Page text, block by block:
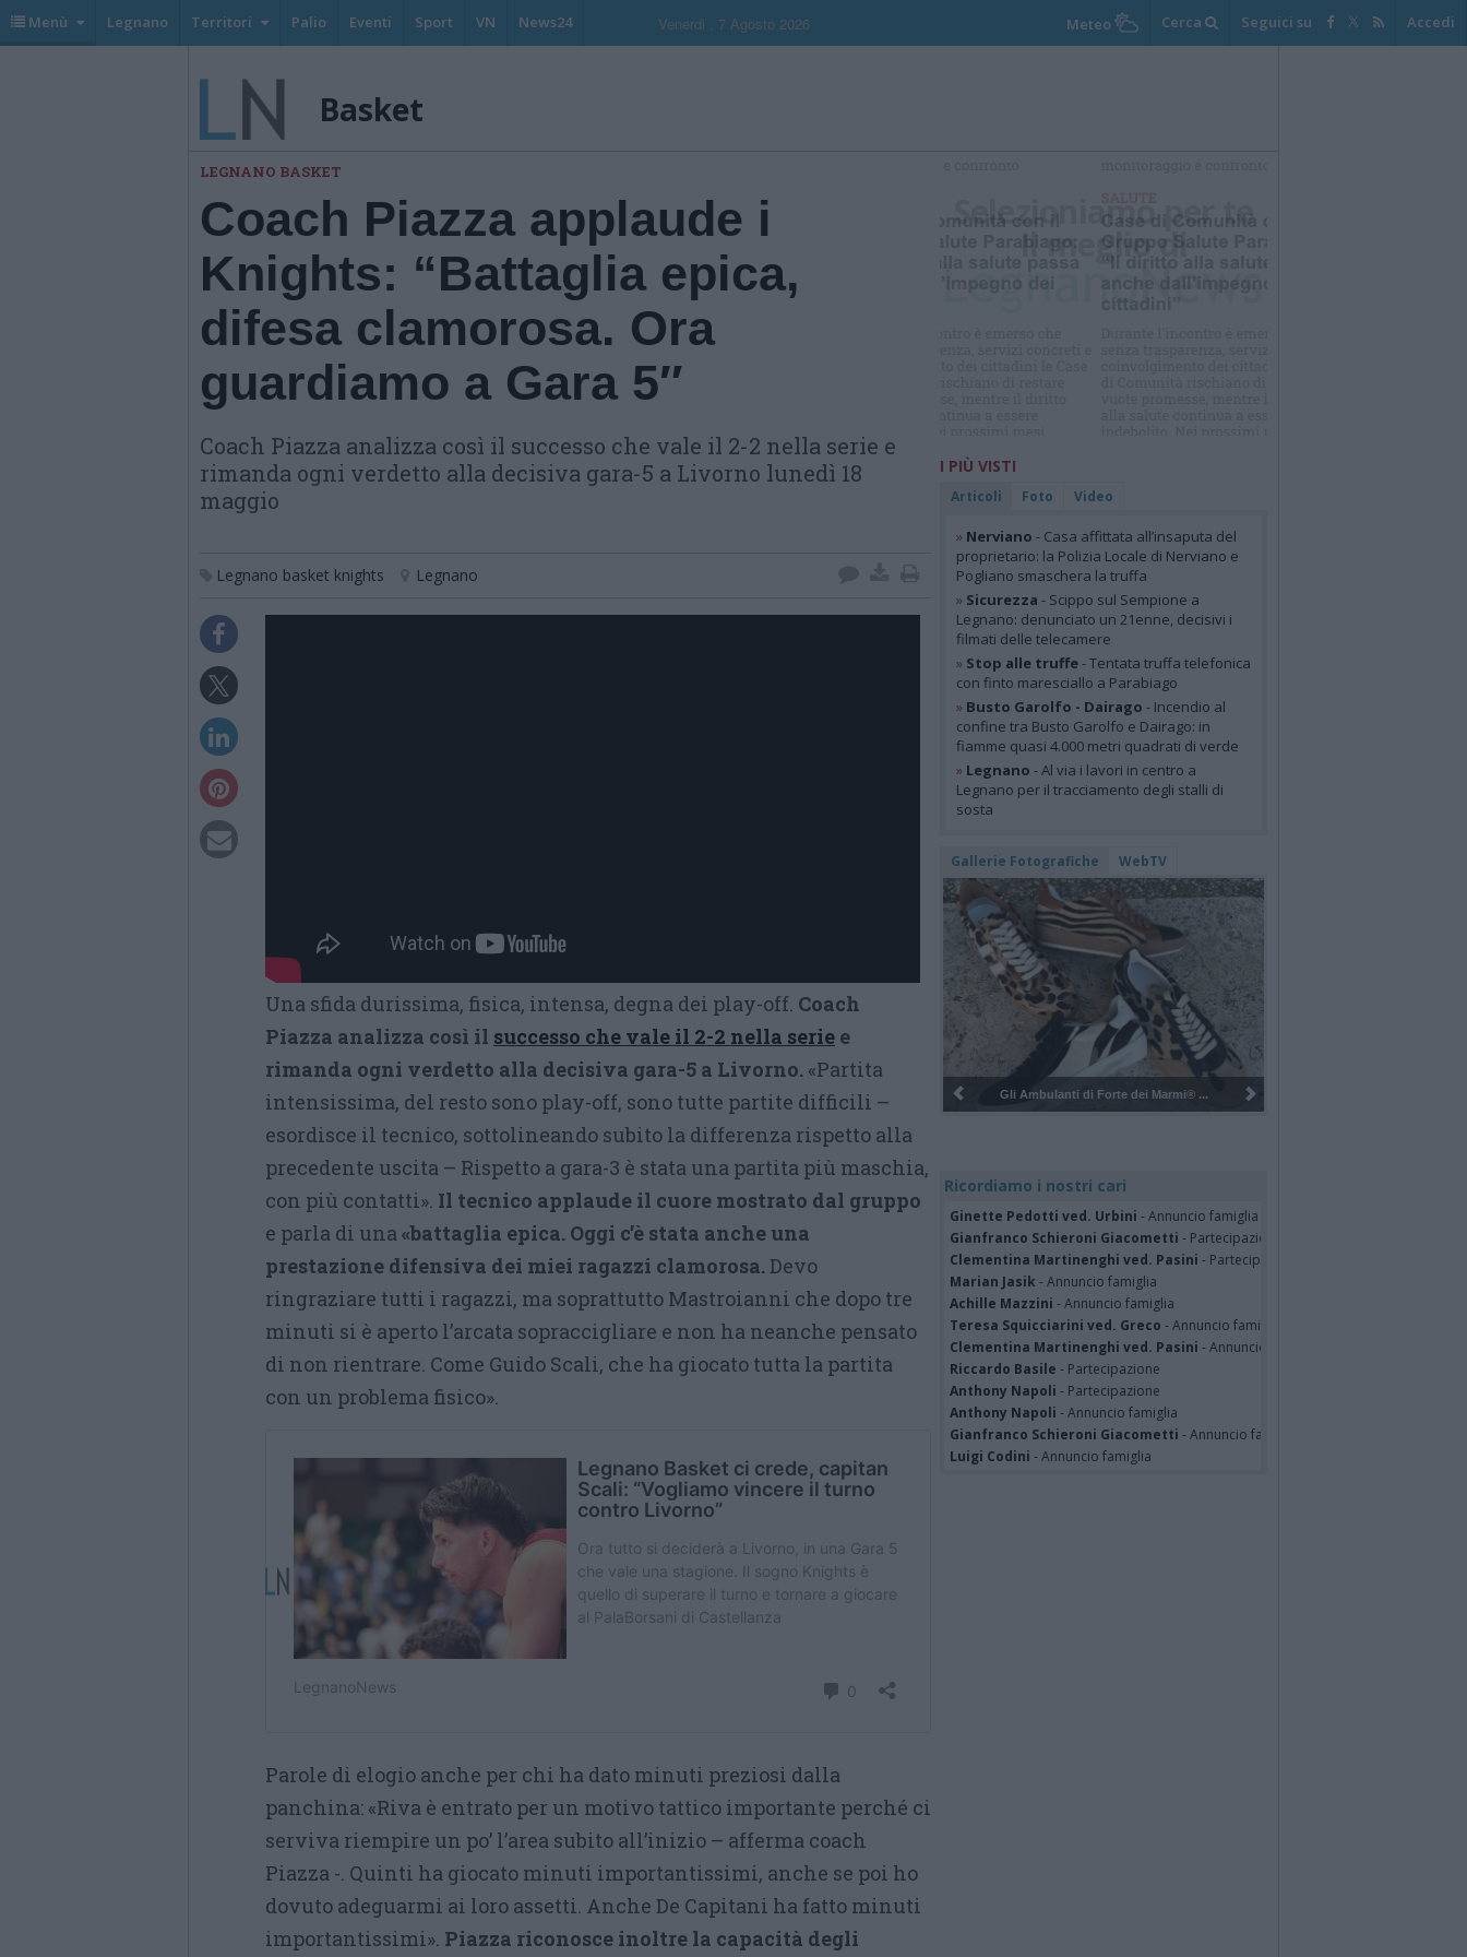
Menù Legnano Territori Palio Eventi Sport VN News24 Venerdi , 7 Agosto 2026 Meteo Cerca Seguici su Accedi
Basket
LEGNANO BASKET
Coach Piazza applaude i
Knights: “Battaglia epica,
difesa clamorosa. Ora
guardiamo a Gara 5″
Coach Piazza analizza così il successo che vale il 2-2 nella serie e
rimanda ogni verdetto alla decisiva gara-5 a Livorno lunedì 18
maggio
Legnano basket knights Legnano
Una sfida durissima, fisica, intensa, degna dei play-off. Coach
Piazza analizza così il successo che vale il 2-2 nella serie e
rimanda ogni verdetto alla decisiva gara-5 a Livorno. «Partita
intensissima, del resto sono play-off, sono tutte partite difficili –
esordisce il tecnico, sottolineando subito la differenza rispetto alla
precedente uscita – Rispetto a gara-3 è stata una partita più maschia,
con più contatti». Il tecnico applaude il cuore mostrato dal gruppo
e parla di una«battaglia epica. Oggi c’è stata anche una
prestazione difensiva dei miei ragazzi clamorosa.Devo
ringraziare tutti i ragazzi, ma soprattutto Mastroianni che dopo tre
minuti si è aperto l’arcata sopraccigliare e non ha neanche pensato
di non rientrare. Come Guido Scali, che ha giocato tutta la partita
con un problema fisico».
Parole di elogio anche per chi ha dato minuti preziosi dalla
panchina: «Riva è entrato per un motivo tattico importante perché ci
serviva riempire un po’ l’area subito all’inizio – afferma coach
Piazza -. Quinti ha giocato minuti importantissimi, anche se poi ho
dovuto adeguarmi ai loro assetti. Anche De Capitani ha fatto minuti
importantissimi». Piazza riconosce inoltre la capacità degli
Selezioniamo per te
Il meglio di
I PIÙ VISTI
Articoli Foto Video
» Nerviano - Casa affittata all’insaputa del
proprietario: la Polizia Locale di Nerviano e
Pogliano smaschera la truffa
» Sicurezza - Scippo sul Sempione a
Legnano: denunciato un 21enne, decisivi i
filmati delle telecamere
» Stop alle truffe- Tentata truffa telefonica
con finto maresciallo a Parabiago
» Busto Garolfo - Dairago - Incendio al
confine tra Busto Garolfo e Dairago: in
fiamme quasi 4.000 metri quadrati di verde
» Legnano - Al via i lavori in centro a
Legnano per il tracciamento degli stalli di
sosta
Gallerie Fotografiche WebTV
Pulizia del bosco del Rugareto a ...
Ricordiamo i nostri cari
Ginette Pedotti ved. Urbini - Annuncio famiglia
Gianfranco Schieroni Giacometti - Partecipazione
Clementina Martinenghi ved. Pasini - Partecipazione
Marian Jasik - Annuncio famiglia
Achille Mazzini - Annuncio famiglia
Teresa Squicciarini ved. Greco - Annuncio famiglia
Clementina Martinenghi ved. Pasini - Annuncio famiglia
Riccardo Basile - Partecipazione
Anthony Napoli - Partecipazione
Anthony Napoli - Annuncio famiglia
Gianfranco Schieroni Giacometti - Annuncio famiglia
Luigi Codini - Annuncio famiglia